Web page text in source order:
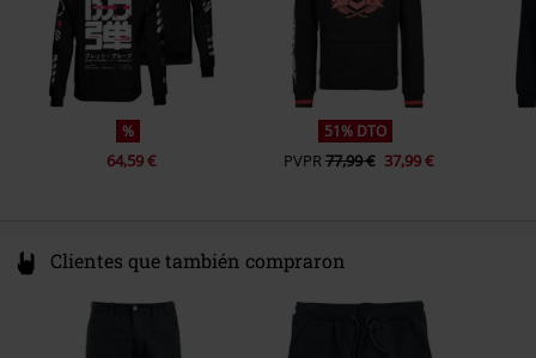
%
64,59 €
51% DTO
PVPR77,99 € 37,99 €
Clientes que también compraron